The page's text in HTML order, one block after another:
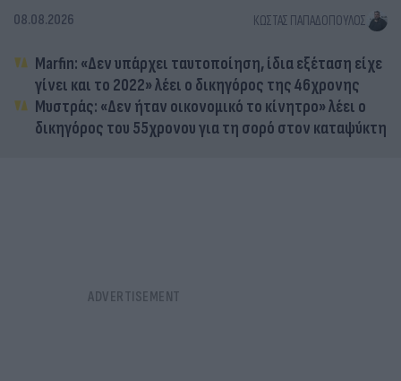
08.08.2026 ΚΏΣΤΑΣ ΠΑΠΑΔΌΠΟΥΛΟΣ
Marfin: «Δεν υπάρχει ταυτοποίηση, ίδια εξέταση είχε
γίνει και το 2022» λέει ο δικηγόρος της 46χρονης
Μυστράς: «Δεν ήταν οικονομικό το κίνητρο» λέει ο
δικηγόρος του 55χρονου για τη σορό στον καταψύκτη